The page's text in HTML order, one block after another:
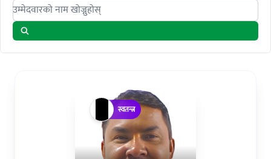
Search candidates
स्वतन्त्र